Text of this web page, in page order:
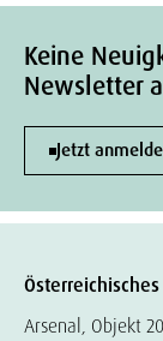
Keine
Newsletter
Jetzt
Arsenal, Objekt 20